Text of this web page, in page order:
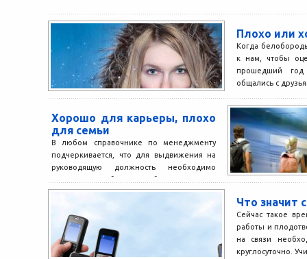
Плохо или
Когда
к нам, чтобы
прошедший
общались с
Хорошо для карьеры, плохо
для семьи
В любом справочнике по менеджменту
подчеркивается, что для выдвижения на
руководящую должность необходимо
иметь опыт работы за рубежом. Поэтому
многие...
Что значит
Сейчас такое
работы и
на связи
круглосуточно.